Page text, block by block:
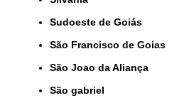
Sudoeste de Goiás
São Francisco de Goias
São Joao da Aliança
São gabriel